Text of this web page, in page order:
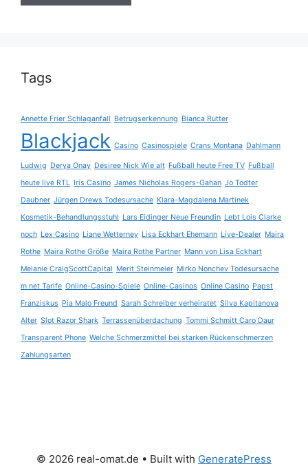
Tags
Annette Frier Schlaganfall Betrugserkennung Bianca Rutter
Blackjack Casino Casinospiele Crans Montana Dahlmann
Ludwig Derya Onay Desiree Nick Wie alt Fußball heute Free TV Fußball
heute live RTL Iris Casino James Nicholas Rogers-Gahan Jo Todter
Daubner Jürgen Drews Todesursache Klara-Magdalena Martinek
Kosmetik-Behandlungsstuhl Lars Eidinger Neue Freundin Lebt Lois Clarke
noch Lex Casino Liane Wetterney Lisa Eckhart Ehemann Live-Dealer Maira
Rothe Maira Rothe Größe Maira Rothe Partner Mann von Lisa Eckhart
Melanie CraigScottCapital Merit Steinmeier Mirko Nonchev Todesursache
m net Tarife Online-Casino-Spiele Online-Casinos Online Casino Papst
Franziskus Pia Malo Freund Sarah Schreiber verheiratet Silva Kapitanova
Alter Slot Razor Shark Terrassenüberdachung Tommi Schmitt Caro Daur
Transparent Phone Welche Schmerzmittel bei starken Rückenschmerzen
Zahlungsarten
© 2026 real-omat.de • Built with GeneratePress